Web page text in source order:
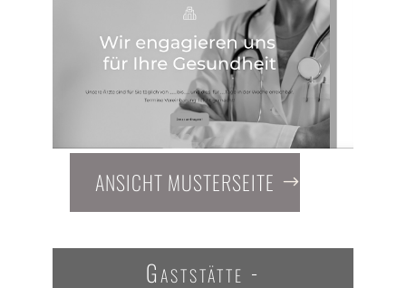
ANSICHT MUSTERSEITE
Gaststätte -